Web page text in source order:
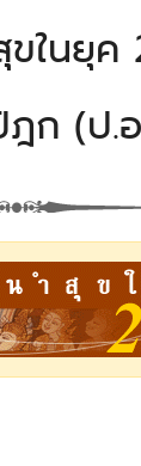
ขในยุ
ฎก (ป.